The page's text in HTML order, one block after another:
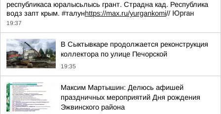
республикаса юралысьлысь грант. Страдна кад. Республика
водз запт крым. #талунhttps://max.ru/yurgankomi// Юрган
19:37
В Сыктывкаре продолжается реконструкция
коллектора по улице Печорской
19:35
Максим Мартышин: Делюсь афишей
праздничных мероприятий Дня рождения
Эжвинского района